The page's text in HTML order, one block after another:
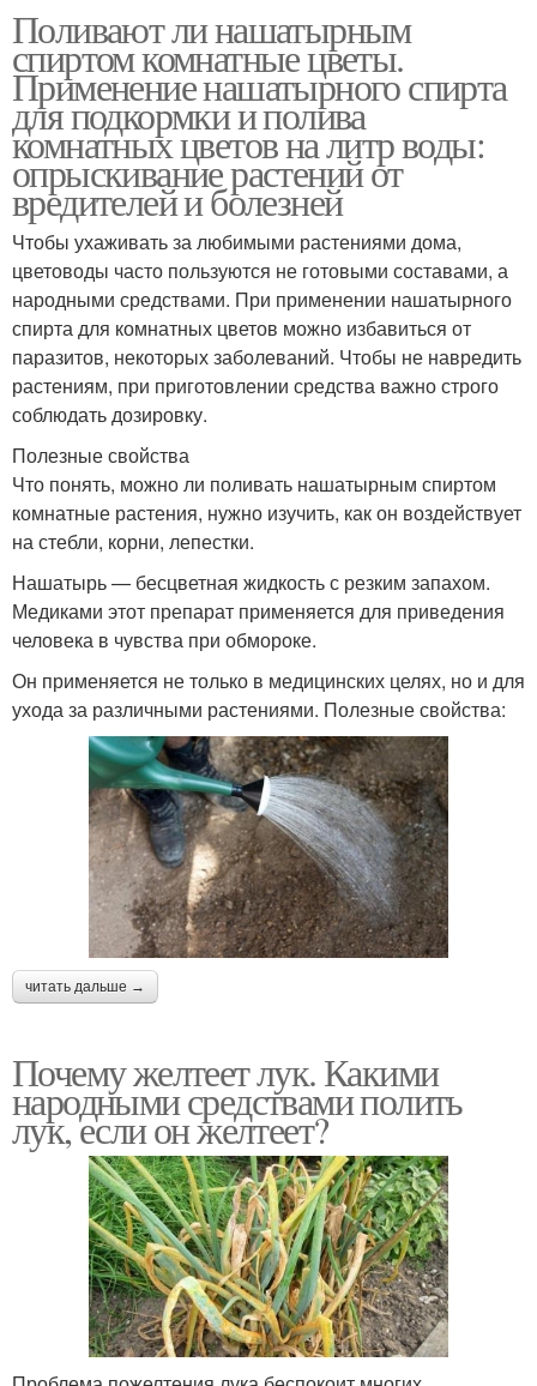
Поливают ли нашатырным
спиртом комнатные цветы.
Применение нашатырного спирта
для подкормки и полива
комнатных цветов на литр воды:
опрыскивание растений от
вредителей и болезней
Чтобы ухаживать за любимыми растениями дома,
цветоводы часто пользуются не готовыми составами, а
народными средствами. При применении нашатырного
спирта для комнатных цветов можно избавиться от
паразитов, некоторых заболеваний. Чтобы не навредить
растениям, при приготовлении средства важно строго
соблюдать дозировку.
Полезные свойства
Что понять, можно ли поливать нашатырным спиртом
комнатные растения, нужно изучить, как он воздействует
на стебли, корни, лепестки.
Нашатырь — бесцветная жидкость с резким запахом.
Медиками этот препарат применяется для приведения
человека в чувства при обмороке.
Он применяется не только в медицинских целях, но и для
ухода за различными растениями. Полезные свойства:
читать дальше →
Почему желтеет лук. Какими
народными средствами полить
лук, если он желтеет?